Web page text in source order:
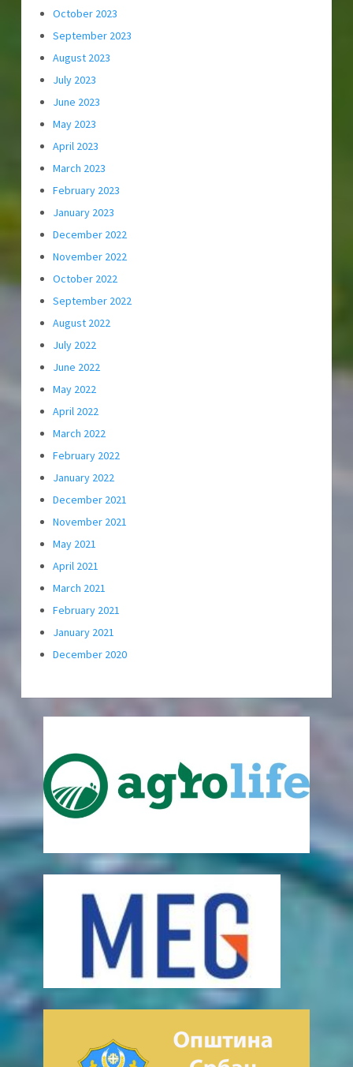
October 2023
September 2023
August 2023
July 2023
June 2023
May 2023
April 2023
March 2023
February 2023
January 2023
December 2022
November 2022
October 2022
September 2022
August 2022
July 2022
June 2022
May 2022
April 2022
March 2022
February 2022
January 2022
December 2021
November 2021
May 2021
April 2021
March 2021
February 2021
January 2021
December 2020